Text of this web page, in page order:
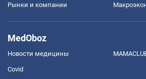
Рынки и компании
MedOboz
Новости медицины
Covid